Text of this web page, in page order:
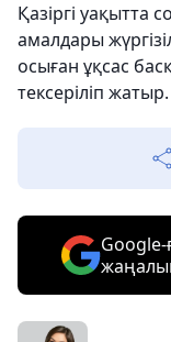
Қазіргі уақытта
амалдары
осыған ұқсас
тексеріліп жатыр.